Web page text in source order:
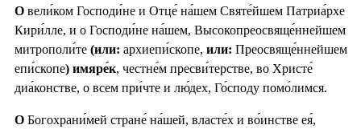
О вели́ком Господи́не и Отце́ на́шем Святе́йшем Патриа́рхе
Кири́лле, и о Господи́не на́шем, Высокопреосвяще́ннейшем
митрополи́те (или: архиепи́скопе, или: Преосвяще́ннейшем
епи́скопе) имяре́к, честне́м пресви́терстве, во Христе́
диа́констве, о всем при́чте и лю́дех, Го́споду помо́лимся.
О Богохрани́мей стране́ на́шей, власте́х и во́инстве ея́,